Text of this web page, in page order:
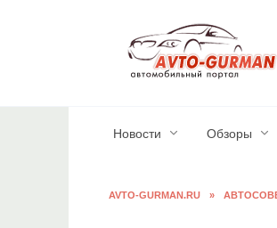
Новости Обзоры
AVTO-GURMAN.RU »